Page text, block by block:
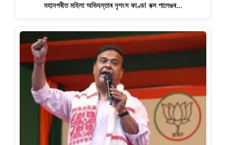
মহানগৰীত মহিলা অভিযন্তাৰ নৃশংস কাণ্ড! বক্স পালেঙৰ…